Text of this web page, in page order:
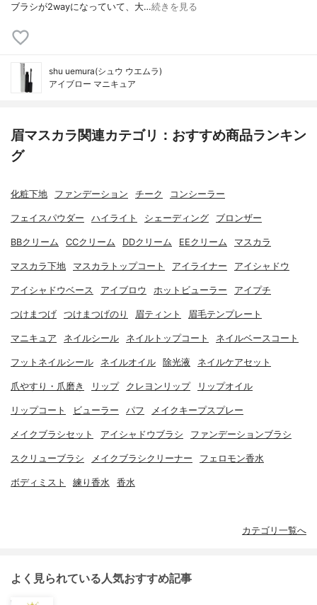
ブラシが2wayになっていて、大…続きを見る
shu uemura(シュウ ウエムラ)
アイブロー マニキュア
眉マスカラ関連カテゴリ：おすすめ商品ランキン
グ
化粧下地 ファンデーション チーク コンシーラー
フェイスパウダー ハイライト シェーディング ブロンザー
BBクリーム CCクリーム DDクリーム EEクリーム マスカラ
マスカラ下地 マスカラトップコート アイライナー アイシャドウ
アイシャドウベース アイブロウ ホットビューラー アイプチ
つけまつげ つけまつげのり 眉ティント 眉毛テンプレート
マニキュア ネイルシール ネイルトップコート ネイルベースコート
フットネイルシール ネイルオイル 除光液 ネイルケアセット
爪やすり・爪磨き リップ クレヨンリップ リップオイル
リップコート ビューラー パフ メイクキープスプレー
メイクブラシセット アイシャドウブラシ ファンデーションブラシ
スクリューブラシ メイクブラシクリーナー フェロモン香水
ボディミスト 練り香水 香水
カテゴリ一覧へ
よく見られている人気おすすめ記事